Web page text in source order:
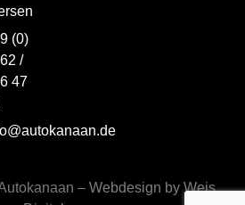
(0)
/
47
– Webdesign by Weis